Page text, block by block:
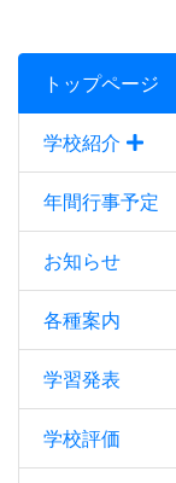
トップページ
学校紹介
年間行事予定
お知らせ
各種案内
学習発表
学校評価